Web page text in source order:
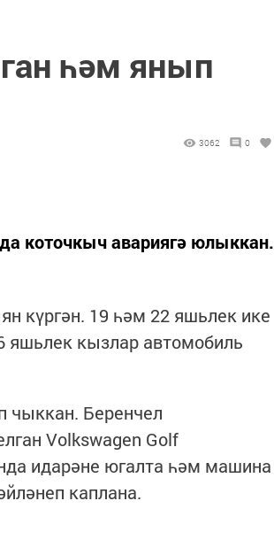
һәм янып
3062 0
коточкыч авариягә юлыккан.
күргән. 19 һәм 22 яшьлек ике
кызлар автомобиль
чыккан. Беренчел
Volkswagen Golf
идарәне югалта һәм машина
каплана.